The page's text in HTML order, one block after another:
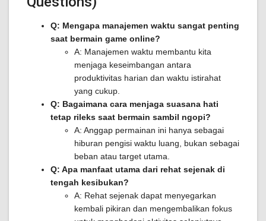
Q: Mengapa manajemen waktu sangat penting
saat bermain game online?
A: Manajemen waktu membantu kita
menjaga keseimbangan antara
produktivitas harian dan waktu istirahat
yang cukup.
Q: Bagaimana cara menjaga suasana hati
tetap rileks saat bermain sambil ngopi?
A: Anggap permainan ini hanya sebagai
hiburan pengisi waktu luang, bukan sebagai
beban atau target utama.
Q: Apa manfaat utama dari rehat sejenak di
tengah kesibukan?
A: Rehat sejenak dapat menyegarkan
kembali pikiran dan mengembalikan fokus